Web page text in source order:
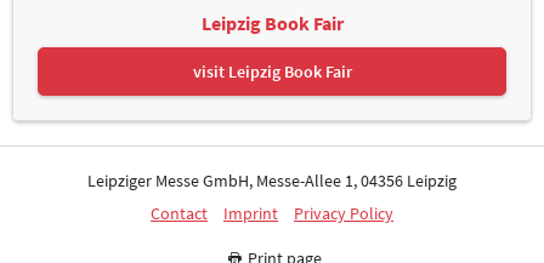
Leipzig Book Fair
visit Leipzig Book Fair
Leipziger Messe GmbH, Messe-Allee 1, 04356 Leipzig
Contact
Imprint Privacy Policy
Print page